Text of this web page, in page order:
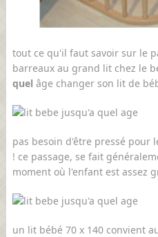
tout ce qu'il faut savoir sur le
barreaux au grand lit chez le
quel âge changer son lit de
pas besoin d'être pressé pour
! ce passage, se fait
moment où l'enfant est assez
un lit bébé 70 x 140 convient